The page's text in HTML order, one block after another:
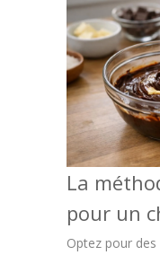
La
pour un
Optez pour